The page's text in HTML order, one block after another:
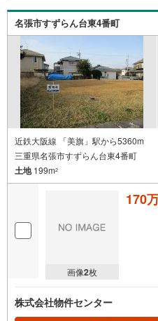
名張市すずらん台東4番町
近鉄大阪線 「美旗」駅から5360m
三重県名張市すずらん台東4番町
土地199m2
画像2枚
170
株式会社物件センター